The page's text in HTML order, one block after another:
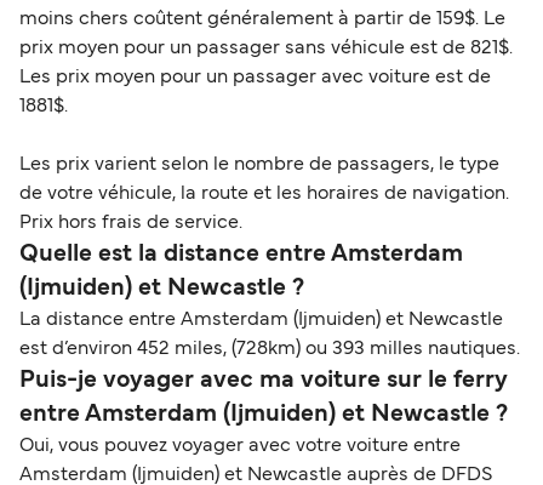
moins chers coûtent généralement à partir de 159$. Le
prix moyen pour un passager sans véhicule est de 821$.
Les prix moyen pour un passager avec voiture est de
1881$.
Les prix varient selon le nombre de passagers, le type
de votre véhicule, la route et les horaires de navigation.
Prix hors frais de service.
Quelle est la distance entre Amsterdam
(Ijmuiden) et Newcastle ?
La distance entre Amsterdam (Ijmuiden) et Newcastle
est d’environ 452 miles, (728km) ou 393 milles nautiques.
Puis-je voyager avec ma voiture sur le ferry
entre Amsterdam (Ijmuiden) et Newcastle ?
Oui, vous pouvez voyager avec votre voiture entre
Amsterdam (Ijmuiden) et Newcastle auprès de DFDS